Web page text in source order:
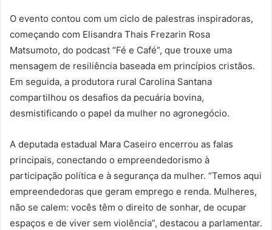
O evento contou com um ciclo de palestras inspiradoras,
começando com Elisandra Thais Frezarin Rosa
Matsumoto, do podcast “Fé e Café”, que trouxe uma
mensagem de resiliência baseada em princípios cristãos.
Em seguida, a produtora rural Carolina Santana
compartilhou os desafios da pecuária bovina,
desmistificando o papel da mulher no agronegócio.
A deputada estadual Mara Caseiro encerrou as falas
principais, conectando o empreendedorismo à
participação política e à segurança da mulher. “Temos aqui
empreendedoras que geram emprego e renda. Mulheres,
não se calem: vocês têm o direito de sonhar, de ocupar
espaços e de viver sem violência”, destacou a parlamentar.